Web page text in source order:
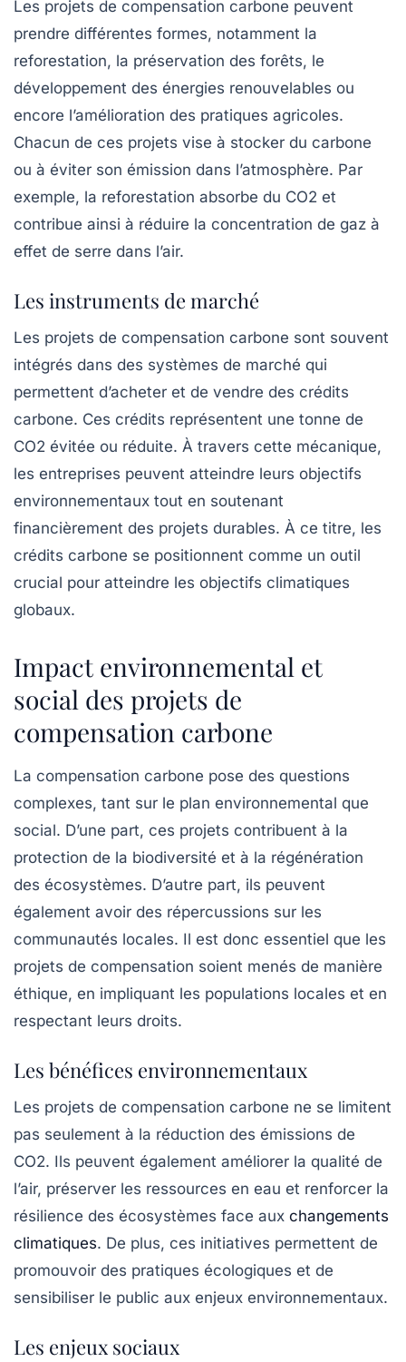
Les projets de compensation carbone peuvent
prendre différentes formes, notamment la
reforestation, la préservation des forêts, le
développement des énergies renouvelables ou
encore l’amélioration des pratiques agricoles.
Chacun de ces projets vise à stocker du carbone
ou à éviter son émission dans l’atmosphère. Par
exemple, la reforestation absorbe du CO2 et
contribue ainsi à réduire la concentration de gaz à
effet de serre dans l’air.
Les instruments de marché
Les projets de compensation carbone sont souvent
intégrés dans des systèmes de marché qui
permettent d’acheter et de vendre des crédits
carbone. Ces crédits représentent une tonne de
CO2 évitée ou réduite. À travers cette mécanique,
les entreprises peuvent atteindre leurs objectifs
environnementaux tout en soutenant
financièrement des projets durables. À ce titre, les
crédits carbone se positionnent comme un outil
crucial pour atteindre les objectifs climatiques
globaux.
Impact environnemental et
social des projets de
compensation carbone
La compensation carbone pose des questions
complexes, tant sur le plan environnemental que
social. D’une part, ces projets contribuent à la
protection de la biodiversité et à la régénération
des écosystèmes. D’autre part, ils peuvent
également avoir des répercussions sur les
communautés locales. Il est donc essentiel que les
projets de compensation soient menés de manière
éthique, en impliquant les populations locales et en
respectant leurs droits.
Les bénéfices environnementaux
Les projets de compensation carbone ne se limitent
pas seulement à la réduction des émissions de
CO2. Ils peuvent également améliorer la qualité de
l’air, préserver les ressources en eau et renforcer la
résilience des écosystèmes face aux changements
climatiques. De plus, ces initiatives permettent de
promouvoir des pratiques écologiques et de
sensibiliser le public aux enjeux environnementaux.
Les enjeux sociaux